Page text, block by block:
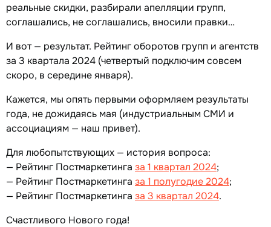
реальные скидки, разбирали апелляции групп,
соглашались, не соглашались, вносили правки…
И вот — результат. Рейтинг оборотов групп и агентств
за 3 квартала 2024 (четвертый подключим совсем
скоро, в середине января).
Кажется, мы опять первыми оформляем результаты
года, не дожидаясь мая (индустриальным СМИ и
ассоциациям — наш привет).
Для любопытствующих — история вопроса:
— Рейтинг Постмаркетинга за 1 квартал 2024;
— Рейтинг Постмаркетинга за 1 полугодие 2024;
— Рейтинг Постмаркетинга за 3 квартал 2024.
Счастливого Нового года!